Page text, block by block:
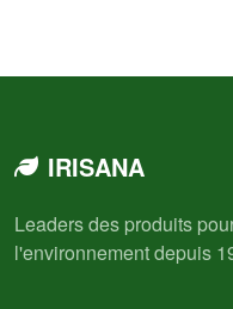
IRISANA
Leaders des produits
l'environnement depuis